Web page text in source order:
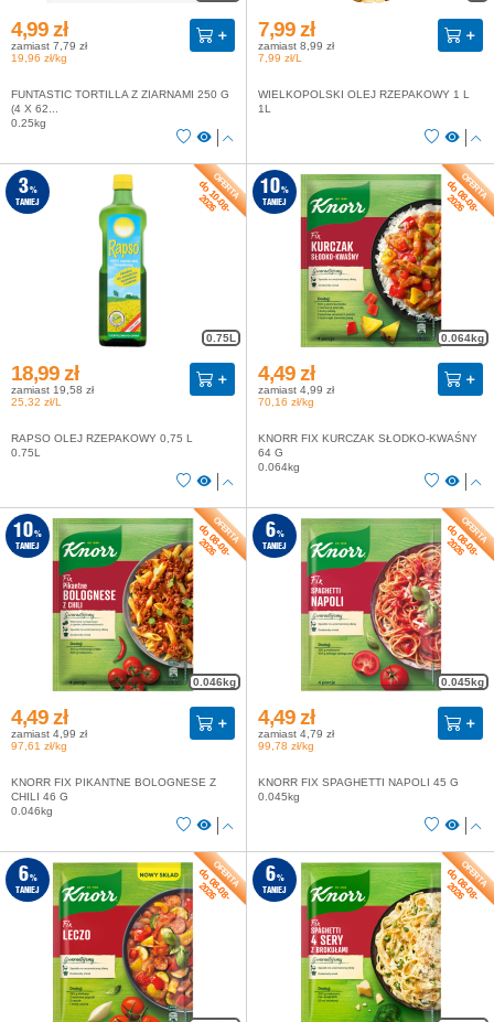
4,99 zł
zamiast 7,79 zł
19,96 zł/kg
FUNTASTIC TORTILLA Z ZIARNAMI 250 G
(4 X 62...
0.25kg
7,99 zł
zamiast 8,99 zł
7,99 zł/L
WIELKOPOLSKI OLEJ RZEPAKOWY 1 L
1L
0.75L
do 10-08-
2026
3%
TANIEJ
18,99 zł
zamiast 19,58 zł
25,32 zł/L
RAPSO OLEJ RZEPAKOWY 0,75 L
0.75L
0.064kg
do 08-08-
2026
10%
TANIEJ
4,49 zł
zamiast 4,99 zł
70,16 zł/kg
KNORR FIX KURCZAK SŁODKO-KWAŚNY
64 G
0.064kg
0.046kg
do 08-08-
2026
10%
TANIEJ
4,49 zł
zamiast 4,99 zł
97,61 zł/kg
KNORR FIX PIKANTNE BOLOGNESE Z
CHILI 46 G
0.046kg
0.045kg
do 08-08-
2026
6%
TANIEJ
4,49 zł
zamiast 4,79 zł
99,78 zł/kg
KNORR FIX SPAGHETTI NAPOLI 45 G
0.045kg
do 08-08-
2026
6%
TANIEJ
do 08-08-
2026
6%
TANIEJ